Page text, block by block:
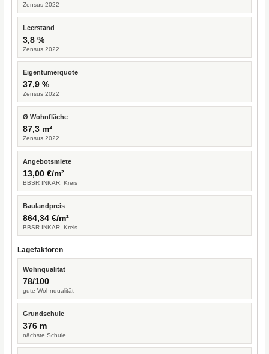
Zensus 2022
Leerstand
3,8 %
Zensus 2022
Eigentümerquote
37,9 %
Zensus 2022
Ø Wohnfläche
87,3 m²
Zensus 2022
Angebotsmiete
13,00 €/m²
BBSR INKAR, Kreis
Baulandpreis
864,34 €/m²
BBSR INKAR, Kreis
Lagefaktoren
Wohnqualität
78/100
gute Wohnqualität
Grundschule
376 m
nächste Schule